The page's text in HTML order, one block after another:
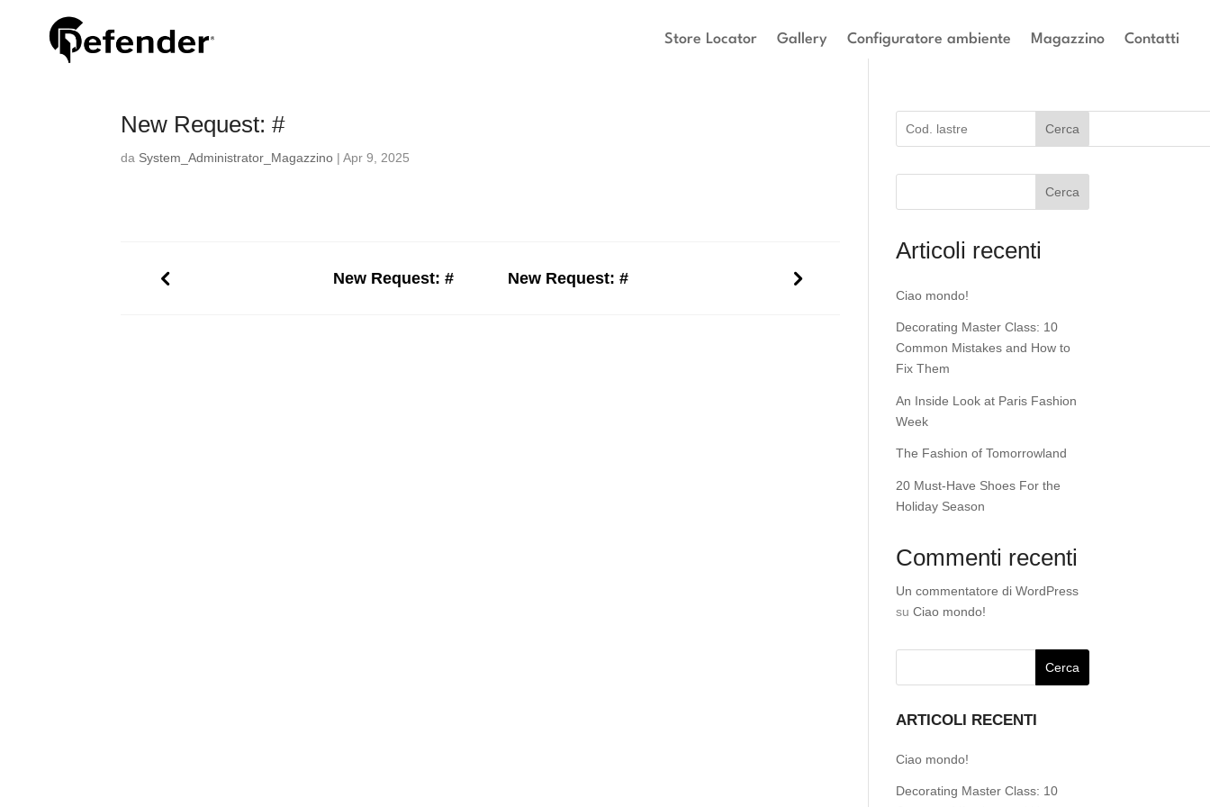
Store Locator Gallery Configuratore ambiente Magazzino Contatti
New Request: #
da System_Administrator_Magazzino |Apr 9, 2025
New Request: # New Request: #
Cerca
Cerca
Articoli recenti
Ciao mondo!
Decorating Master Class: 10
Common Mistakes and How to
Fix Them
An Inside Look at Paris Fashion
Week
The Fashion of Tomorrowland
20 Must-Have Shoes For the
Holiday Season
Commenti recenti
Un commentatore di WordPress
su Ciao mondo!
ARTICOLI RECENTI
Ciao mondo!
Decorating Master Class: 10